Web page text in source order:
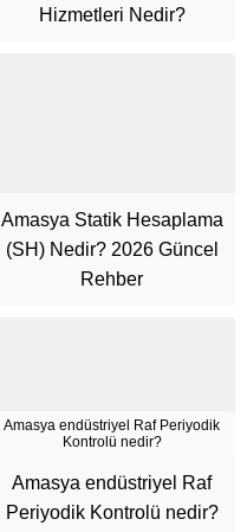
Hizmetleri Nedir?
Amasya Statik Hesaplama
(SH) Nedir? 2026 Güncel
Rehber
Amasya endüstriyel Raf Periyodik
Kontrolü nedir?
Amasya endüstriyel Raf
Periyodik Kontrolü nedir?